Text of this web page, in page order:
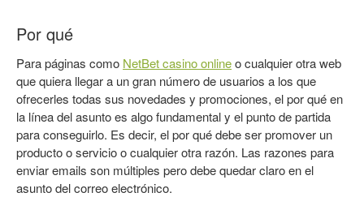
Por qué
Para páginas como NetBet casino onlineo cualquier otra web
que quiera llegar a un gran número de usuarios a los que
ofrecerles todas sus novedades y promociones, el por qué en
la línea del asunto es algo fundamental y el punto de partida
para conseguirlo. Es decir, el por qué debe ser promover un
producto o servicio o cualquier otra razón. Las razones para
enviar emails son múltiples pero debe quedar claro en el
asunto del correo electrónico.